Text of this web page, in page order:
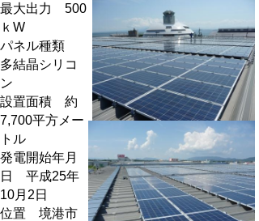
最大出力 500
ｋW
パネル種類
多結晶シリコ
ン
設置面積 約
7,700平方メー
トル
発電開始年月
日 平成25年
10月2日
位置 境港市